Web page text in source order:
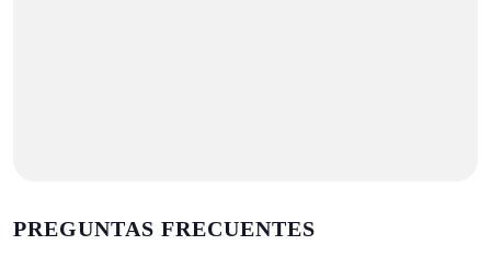
PREGUNTAS FRECUENTES